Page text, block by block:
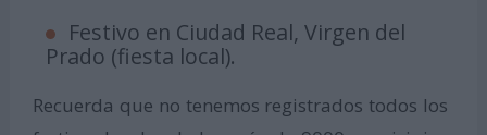
Festivo en Ciudad Real, Virgen del
Prado (fiesta local).
Recuerda que no tenemos registrados todos los